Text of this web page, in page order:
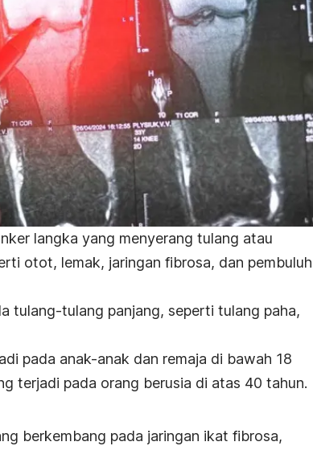
langka yang menyerang tulang atau
otot, lemak, jaringan fibrosa, dan pembuluh
tulang-tulang panjang, seperti tulang paha,
pada anak-anak dan remaja di bawah 18
terjadi pada orang berusia di atas 40 tahun.
berkembang pada jaringan ikat fibrosa,